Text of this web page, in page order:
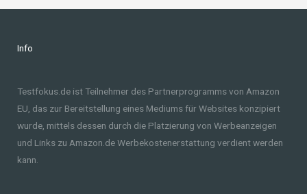
Info
Testfokus.de ist Teilnehmer des Partnerprogramms von Amazon
EU, das zur Bereitstellung eines Mediums für Websites konzipiert
wurde, mittels dessen durch die Platzierung von Werbeanzeigen
und Links zu Amazon.de Werbekostenerstattung verdient werden
kann.